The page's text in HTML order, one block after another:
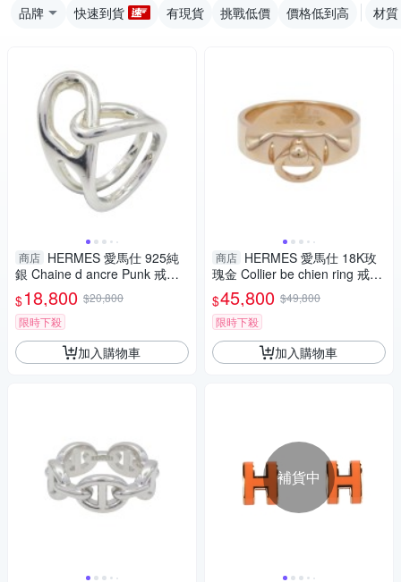
品牌 快速到貨 有現貨 挑戰低價 價格低到高 材質
商店 HERMES 愛馬仕 925純
銀 Chaine d ancre Punk 戒指
【二手名牌BRAND OFF】
$18,800 $20,800
限時下殺
加入購物車
商店 HERMES 愛馬仕 18K玫
瑰金 Collier be chien ring 戒指
【二手名牌BRAND OFF】
$45,800 $49,800
限時下殺
加入購物車
補貨中